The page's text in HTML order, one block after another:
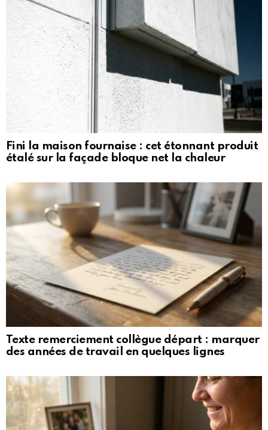
Fini la maison fournaise : cet étonnant produit
étalé sur la façade bloque net la chaleur
Texte remerciement collègue départ : marquer
des années de travail en quelques lignes